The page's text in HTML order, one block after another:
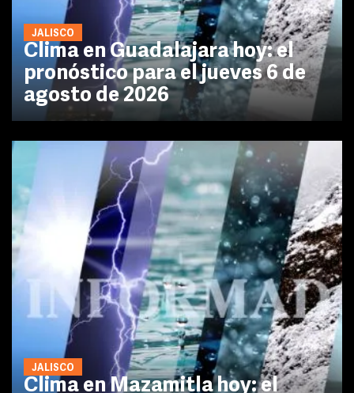
JALISCO
Clima en Guadalajara hoy: el
pronóstico para el jueves 6 de
agosto de 2026
JALISCO
Clima en Mazamitla hoy: el